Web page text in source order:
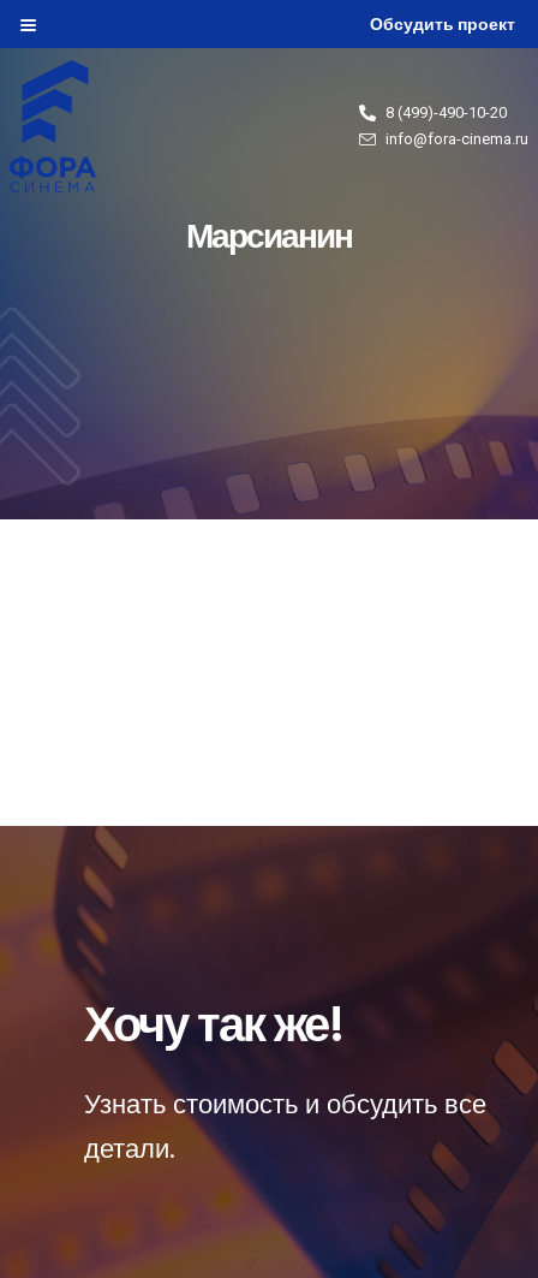
Обсудить проект
8 (499)-490-10-20
info@fora-cinema.ru
Марсианин
Хочу так же!
Узнать стоимость и обсудить все
детали.